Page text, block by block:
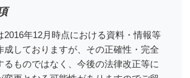
2016年12月時点における資料・情報等
成しておりますが、その正確性・完全
るものではなく、今後の法律改正等に